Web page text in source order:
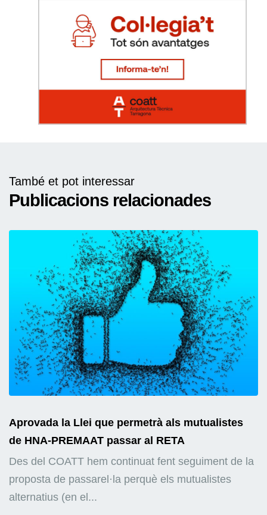
També et pot interessar
Publicacions relacionades
Aprovada la Llei que permetrà als mutualistes
de HNA-PREMAAT passar al RETA
Des del COATT hem continuat fent seguiment de la
proposta de passarel·la perquè els mutualistes
alternatius (en el...